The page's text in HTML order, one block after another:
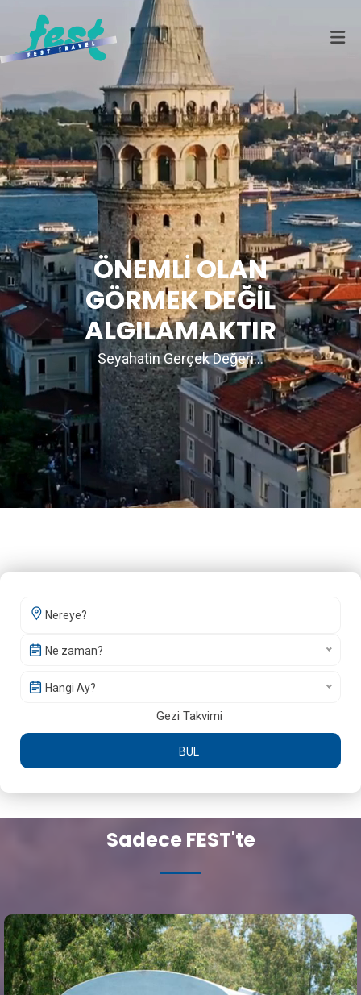
ÖNEMLİ OLAN
GÖRMEK DEĞİL
ALGILAMAKTIR
Seyahatin Gerçek Değeri...
Ne zaman?
Hangi Ay?
Gezi Takvimi
BUL
Sadece FEST'te